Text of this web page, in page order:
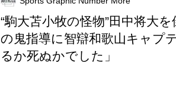
“駒大苫小牧の怪物”田中将大
の鬼指導に智辯和歌山キャプ
るか死ぬかでした」